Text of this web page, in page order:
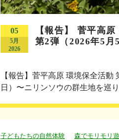
05
5月
2026
【報告】 菅平高
第2弾（2026年5
【報告】菅平高原 環境保全活動
日）〜ニリンソウの群生地を巡
子どもたちの自然体験 森でモリモリ